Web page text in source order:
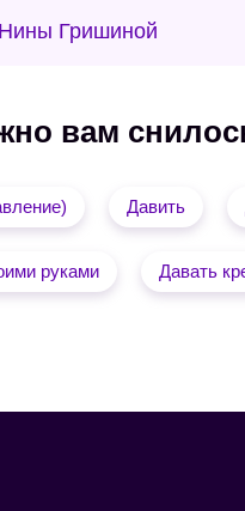
Гришиной
вам
Давить
руками Давать